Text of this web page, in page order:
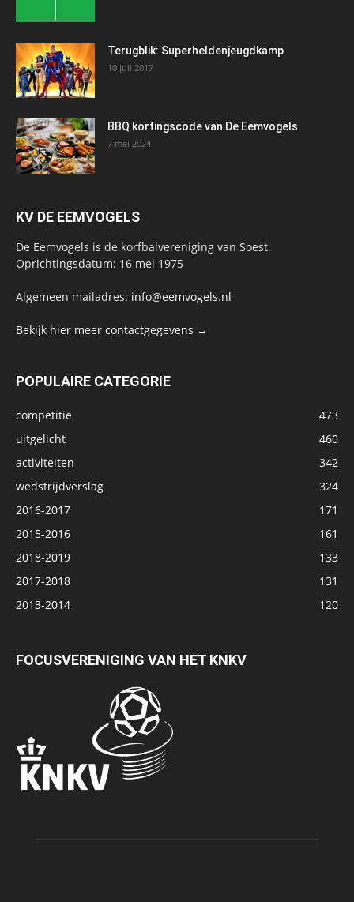
Terugblik: Superheldenjeugdkamp
10 juli 2017
BBQ kortingscode van De Eemvogels
7 mei 2024
KV DE EEMVOGELS
De Eemvogels is de korfbalvereniging van Soest.
Oprichtingsdatum: 16 mei 1975
Algemeen mailadres: info@eemvogels.nl
Bekijk hier meer contactgegevens →
POPULAIRE CATEGORIE
competitie
473
uitgelicht
460
activiteiten
342
wedstrijdverslag
324
2016-2017
171
2015-2016
161
2018-2019
133
2017-2018
131
2013-2014
120
FOCUSVERENIGING VAN HET KNKV